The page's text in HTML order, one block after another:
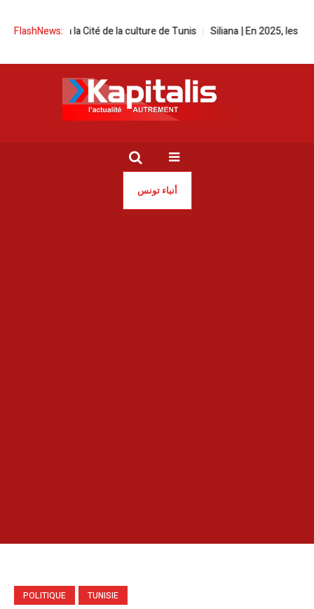
FlashNews:
à la Cité de la culture de Tunis Siliana | En 2025, les
أنباء تونس
POLITIQUE TUNISIE